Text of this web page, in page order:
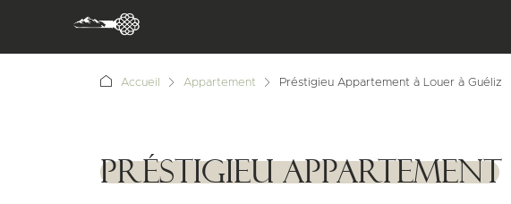
Accueil Appartement Préstigieu Appartement à Louer à Guéliz
1111111
Préstigieu